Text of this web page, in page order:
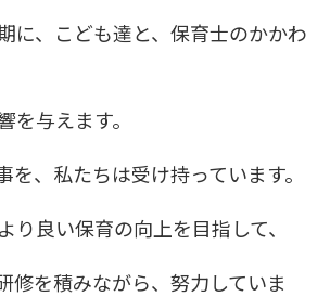
に、こども達と、保育士のかかわ
を与えます。
を、私たちは受け持っています。
り良い保育の向上を目指して、
修を積みながら、努力していま